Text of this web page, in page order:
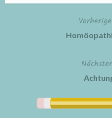
Beitragsnavigation